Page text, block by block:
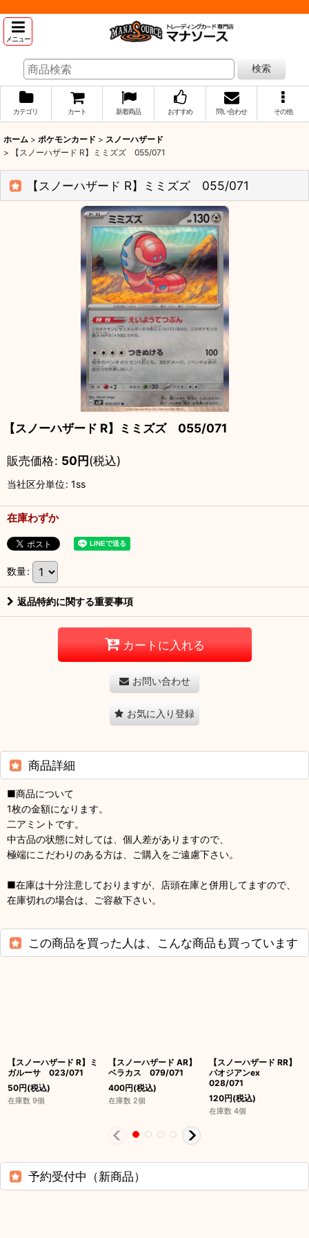
メニュー
検索
カテゴリ カート 新着商品 おすすめ 問い合わせ その他
ホーム > ポケモンカード > スノーハザード
>
【スノーハザード R】ミミズズ 055/071
【スノーハザード R】ミミズズ 055/071
【スノーハザード R】ミミズズ 055/071
販売価格: 50円(税込)
当社区分単位: 1ss
在庫わずか
数量:
返品特約に関する重要事項
カートに入れる
お問い合わせ
お気に入り登録
商品詳細
■商品について
1枚の金額になります。
二アミントです。
中古品の状態に対しては、個人差がありますので、
極端にこだわりのある方は、ご購入をご遠慮下さい。
■在庫は十分注意しておりますが、店頭在庫と併用してますので、
在庫切れの場合は、ご容赦下さい。
この商品を買った人は、こんな商品も買っています
【スノーハザード R】ミ
ガルーサ 023/071
50円(税込)
在庫数 9個
【スノーハザード AR】
ベラカス 079/071
400円(税込)
在庫数 2個
【スノーハザード RR】
パオジアンex
028/071
120円(税込)
在庫数 4個
予約受付中（新商品）